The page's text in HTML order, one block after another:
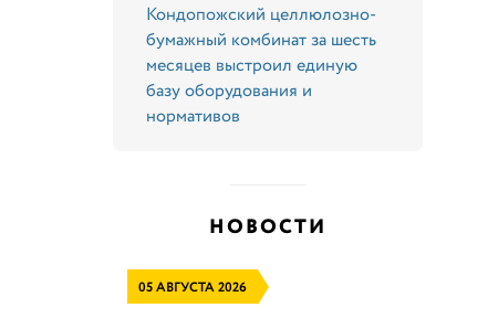
Кондопожский целлюлозно-
бумажный комбинат за шесть
месяцев выстроил единую
базу оборудования и
нормативов
НОВОСТИ
05 АВГУСТА 2026